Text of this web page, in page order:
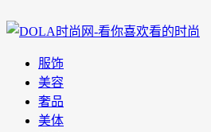
服饰
美容
奢品
美体